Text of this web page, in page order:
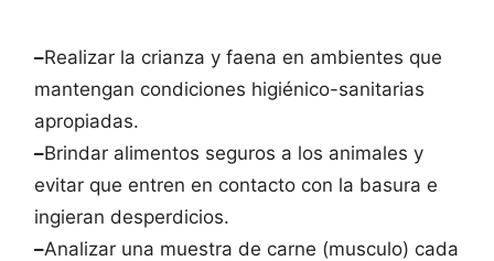
–Realizar la crianza y faena en ambientes que
mantengan condiciones higiénico-sanitarias
apropiadas.
–Brindar alimentos seguros a los animales y
evitar que entren en contacto con la basura e
ingieran desperdicios.
–Analizar una muestra de carne (musculo) cada